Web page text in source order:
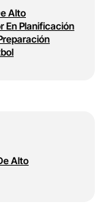
Alto
En Planificación
Alto